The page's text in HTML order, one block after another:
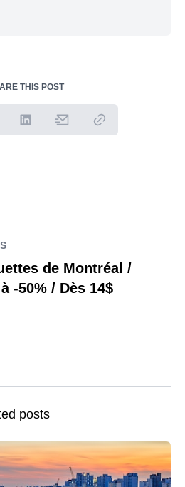
THIS POST
de Montréal /
-50% / Dès 14$
posts